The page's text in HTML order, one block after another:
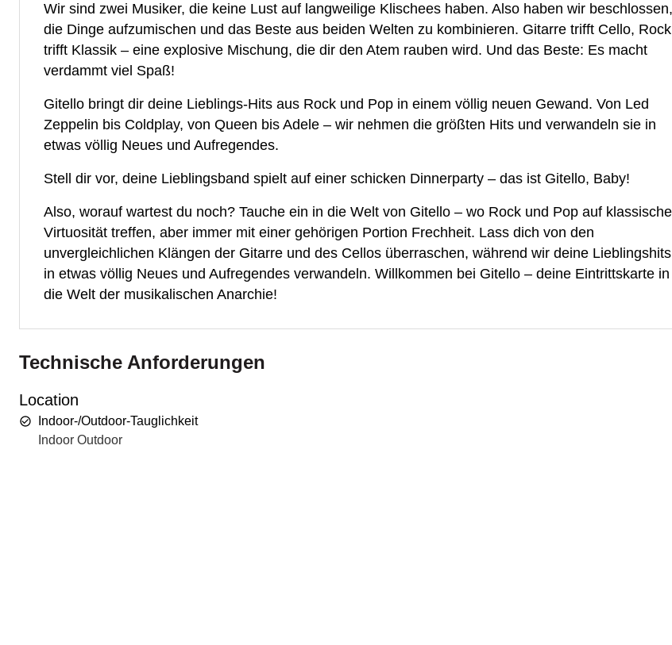
Wir sind zwei Musiker, die keine Lust auf langweilige Klischees haben. Also haben wir beschlossen,
die Dinge aufzumischen und das Beste aus beiden Welten zu kombinieren. Gitarre trifft Cello, Rock
trifft Klassik – eine explosive Mischung, die dir den Atem rauben wird. Und das Beste: Es macht
verdammt viel Spaß!
Gitello bringt dir deine Lieblings-Hits aus Rock und Pop in einem völlig neuen Gewand. Von Led
Zeppelin bis Coldplay, von Queen bis Adele – wir nehmen die größten Hits und verwandeln sie in
etwas völlig Neues und Aufregendes.
Stell dir vor, deine Lieblingsband spielt auf einer schicken Dinnerparty – das ist Gitello, Baby!
Also, worauf wartest du noch? Tauche ein in die Welt von Gitello – wo Rock und Pop auf klassische
Virtuosität treffen, aber immer mit einer gehörigen Portion Frechheit. Lass dich von den
unvergleichlichen Klängen der Gitarre und des Cellos überraschen, während wir deine Lieblingshits
in etwas völlig Neues und Aufregendes verwandeln. Willkommen bei Gitello – deine Eintrittskarte in
die Welt der musikalischen Anarchie!
Technische Anforderungen
Location
Indoor-/Outdoor-Tauglichkeit
Indoor Outdoor